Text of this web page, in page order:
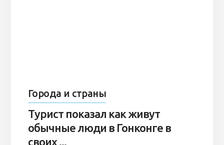
Города и страны
Турист показал как живут
обычные люди в Гонконге в
своих ...